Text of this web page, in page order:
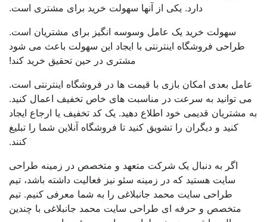
دارد. یکی از آنها سهولت خرید برای مشتری است.
سهولت خرید یک عامل وسوسه انگیز برای مشتریان است.
طراحی فروشگاه اینترنتی با ایجاد این سهولت باعث می شود
مشتری در حین تحقیق خرید کند!
بعدی امکان بازی با قیمت ها در فروشگاه اینترنتی است.
توانید به سرعت در مناسبت های خاص تخفیف اعمال کنید.
مشتریان قدیمی خود اطلاع دهید. یک کد تخفیف یا ارجاع ایجاد
کنید و دیگران را تشویق کنید تا فروشگاه آنلاین شما را تبلیغ
اگر به دنبال یک شرکت متعهد و متخصص در زمینه طراحی
سایت هستید که در زمینه سئو نیز فعالیت داشته باشد، تیم
طراحی سایت محمد جانبلاغی را به شما معرفی کنیم. تیم
متخصص و حرفه ای طراحی سایت محمد جانبلاغی با چندین